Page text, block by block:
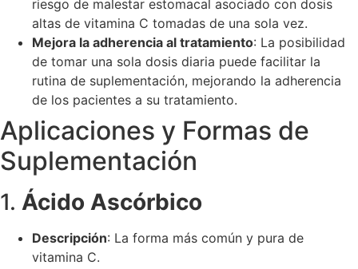
riesgo de malestar estomacal asociado con dosis
altas de vitamina C tomadas de una sola vez.
Mejora la adherencia al tratamiento: La posibilidad
de tomar una sola dosis diaria puede facilitar la
rutina de suplementación, mejorando la adherencia
de los pacientes a su tratamiento.
Aplicaciones y Formas de
Suplementación
1. Ácido Ascórbico
Descripción: La forma más común y pura de
vitamina C.